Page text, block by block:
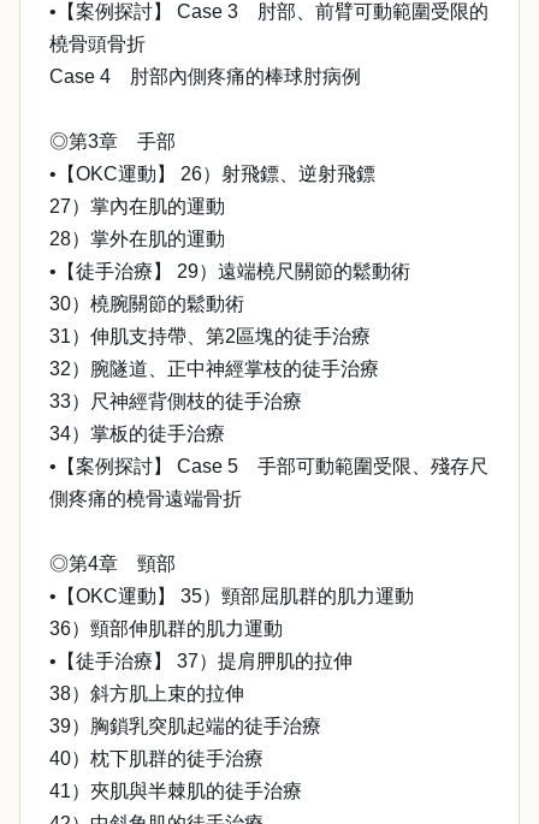
•【案例探討】 Case 3 肘部、前臂可動範圍受限的
橈骨頭骨折
Case 4 肘部內側疼痛的棒球肘病例
◎第3章 手部
•【OKC運動】 26）射飛鏢、逆射飛鏢
27）掌內在肌的運動
28）掌外在肌的運動
•【徒手治療】 29）遠端橈尺關節的鬆動術
30）橈腕關節的鬆動術
31）伸肌支持帶、第2區塊的徒手治療
32）腕隧道、正中神經掌枝的徒手治療
33）尺神經背側枝的徒手治療
34）掌板的徒手治療
•【案例探討】 Case 5 手部可動範圍受限、殘存尺
側疼痛的橈骨遠端骨折
◎第4章 頸部
•【OKC運動】 35）頸部屈肌群的肌力運動
36）頸部伸肌群的肌力運動
•【徒手治療】 37）提肩胛肌的拉伸
38）斜方肌上束的拉伸
39）胸鎖乳突肌起端的徒手治療
40）枕下肌群的徒手治療
41）夾肌與半棘肌的徒手治療